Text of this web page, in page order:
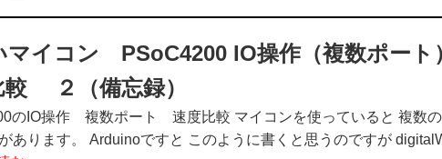
マイコン PSoC4200 IO操作（複数ポー
較 ２（備忘録）
のIO操作 複数ポート 速度比較 マイコンを使っていると 複数
あります。 Arduinoですと このように書くと思うのですが